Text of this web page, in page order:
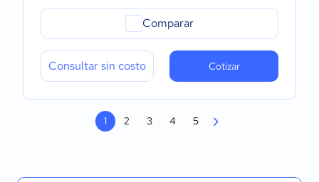
Comparar
Consultar sin costo Cotizar
1 2 3 4 5